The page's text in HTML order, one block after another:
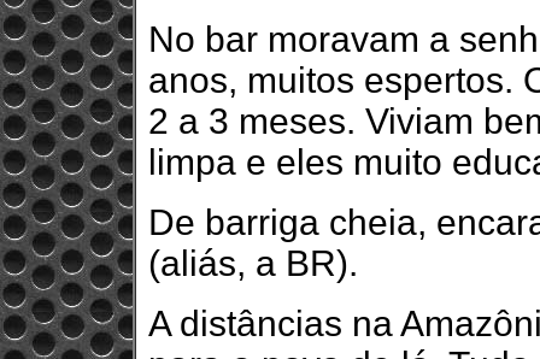
No bar moravam a
anos, muitos espertos.
2 a 3 meses. Viviam
limpa e eles muito
De barriga cheia,
(aliás, a BR).
A distâncias na